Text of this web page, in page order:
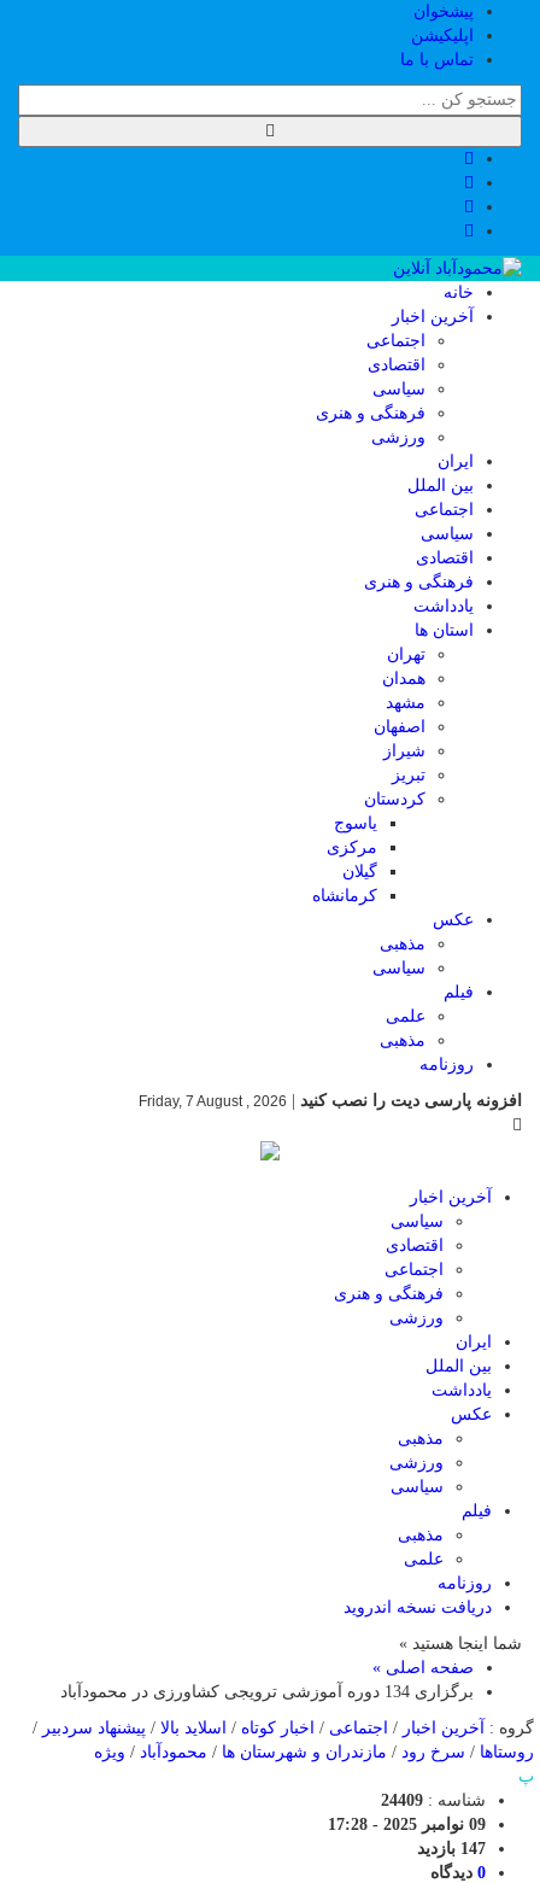
پیشخوان
اپلیکیشن
تماس با ما
خانه
آخرین اخبار
اجتماعی
اقتصادی
سیاسی
فرهنگی و هنری
ورزشی
ایران
بین الملل
اجتماعی
سیاسی
اقتصادی
فرهنگی و هنری
یادداشت
استان ها
تهران
همدان
مشهد
اصفهان
شیراز
تبریز
کردستان
یاسوج
مرکزی
گیلان
کرمانشاه
عکس
مذهبی
سیاسی
فیلم
علمی
مذهبی
روزنامه
افزونه پارسی دیت را نصب کنید
Friday, 7 August , 2026
آخرین اخبار
سیاسی
اقتصادی
اجتماعی
فرهنگی و هنری
ورزشی
ایران
بین الملل
یادداشت
عکس
مذهبی
ورزشی
سیاسی
فیلم
مذهبی
علمی
روزنامه
دریافت نسخه اندروید
شما اینجا هستید »
صفحه اصلی »
برگزاری 134 دوره آموزشی ترویجی کشاورزی در محمودآباد
گروه :
آخرین اخبار / اجتماعی / اخبار کوتاه / اسلاید بالا / پیشنهاد سردبیر /
روستاها / سرخ رود / مازندران و شهرستان ها / محمودآباد / ویژه
پ
شناسه : 24409
09 نوامبر 2025 - 17:28
147 بازدید
0 دیدگاه